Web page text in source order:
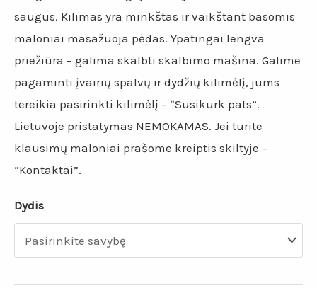
saugus. Kilimas yra minkštas ir vaikštant basomis
maloniai masažuoja pėdas. Ypatingai lengva
priežiūra – galima skalbti skalbimo mašina. Galime
pagaminti įvairių spalvų ir dydžių kilimėlį, jums
tereikia pasirinkti kilimėlį – “Susikurk pats”.
Lietuvoje pristatymas NEMOKAMAS. Jei turite
klausimų maloniai prašome kreiptis skiltyje –
“Kontaktai”.
Dydis